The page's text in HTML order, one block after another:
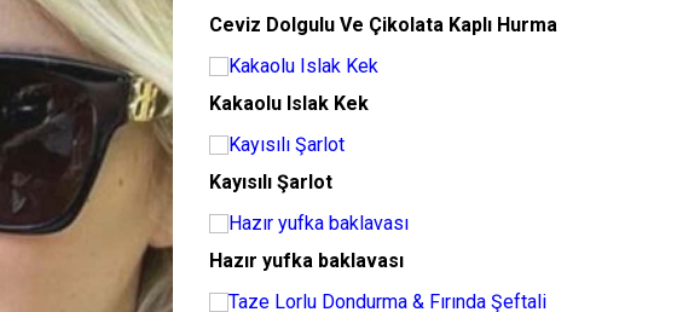
Ceviz Dolgulu Ve Çikolata Kaplı Hurma
Kakaolu Islak Kek
Kayısılı Şarlot
Hazır yufka baklavası